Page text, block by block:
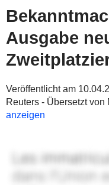
Ausgabe
Veröffentlicht am
Reuters - Übersetzt von
anzeigen